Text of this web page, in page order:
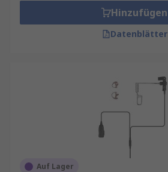
Hinzufügen
Datenblätter
Auf Lager